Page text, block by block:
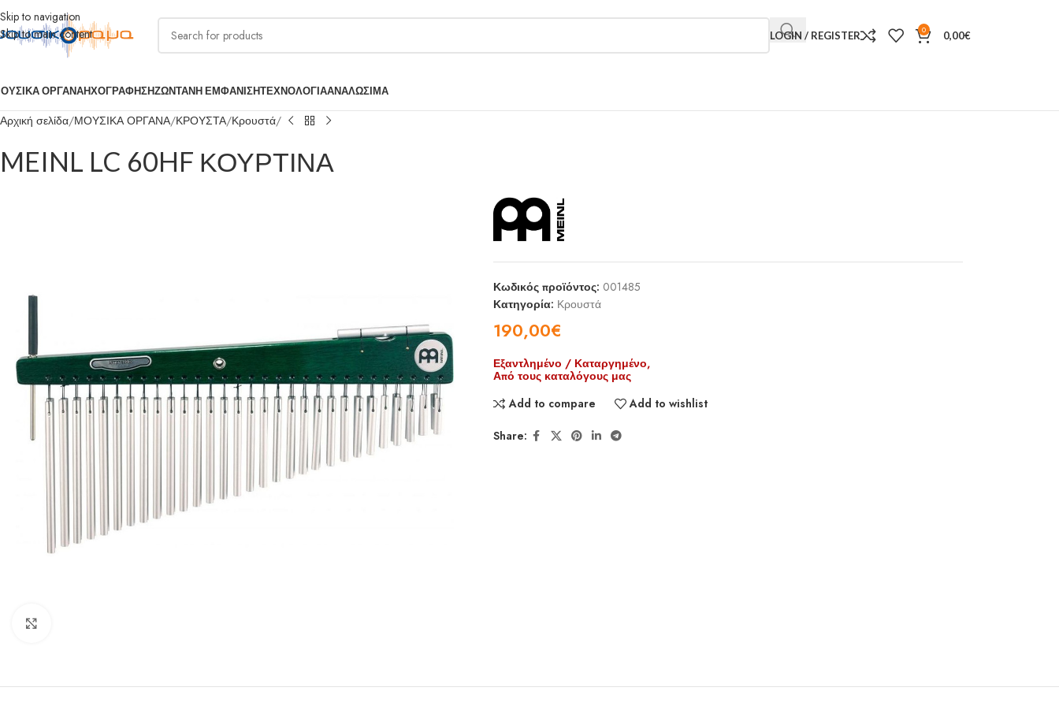
Skip to navigation
Skip to main content
LOGIN / REGISTER 0 0,00€
ΟΡΓΑΝΑΗΧΟΓΡΑΦΗΣΗΖΩΝΤΑΝΗ ΕΜΦΑΝΙΣΗΤΕΧΝΟΛΟΓΙΑΑΝΑΛΩΣΙΜΑ
Αρχική σελίδα ΜΟΥΣΙΚΑ ΟΡΓΑΝΑ ΚΡΟΥΣΤΑ Κρουστά
MEINL LC 60HF ΚΟΥΡΤΙΝΑ
Κωδικός προϊόντος: 001485
Κατηγορία: Κρουστά
190,00€
Εξαντλημένο / Καταργημένο,
Από τους καταλόγους μας
Add to compare
Add to wishlist
Share: